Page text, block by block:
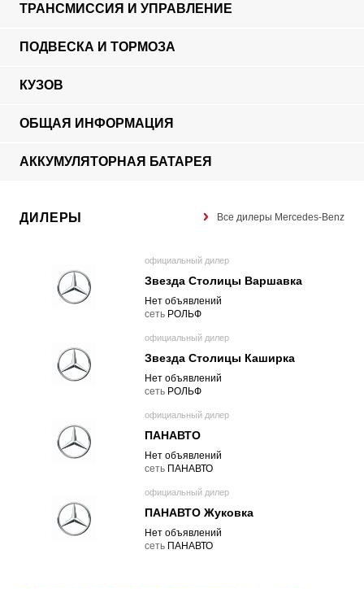
ТРАНСМИССИЯ И УПРАВЛЕНИЕ
ПОДВЕСКА И ТОРМОЗА
КУЗОВ
ОБЩАЯ ИНФОРМАЦИЯ
АККУМУЛЯТОРНАЯ БАТАРЕЯ
ДИЛЕРЫ Все дилеры Mercedes-Benz
официальный дилер
Звезда Столицы Варшавка
Нет объявлений
cеть РОЛЬФ
официальный дилер
Звезда Столицы Каширка
Нет объявлений
cеть РОЛЬФ
официальный дилер
ПАНАВТО
Нет объявлений
cеть ПАНАВТО
официальный дилер
ПАНАВТО Жуковка
Нет объявлений
cеть ПАНАВТО